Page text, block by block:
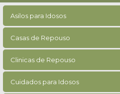
Asilos para Idosos
Casas de Repouso
Clinicas de Repouso
Cuidados para Idosos